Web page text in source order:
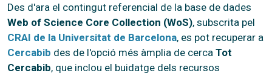
Des d'ara el contingut referencial de la base de dades
Web of Science Core Collection (WoS), subscrita pel
CRAI de la Universitat de Barcelona, es pot recuperar a
Cercabib des de l'opció més àmplia de cerca Tot
Cercabib, que inclou el buidatge dels recursos